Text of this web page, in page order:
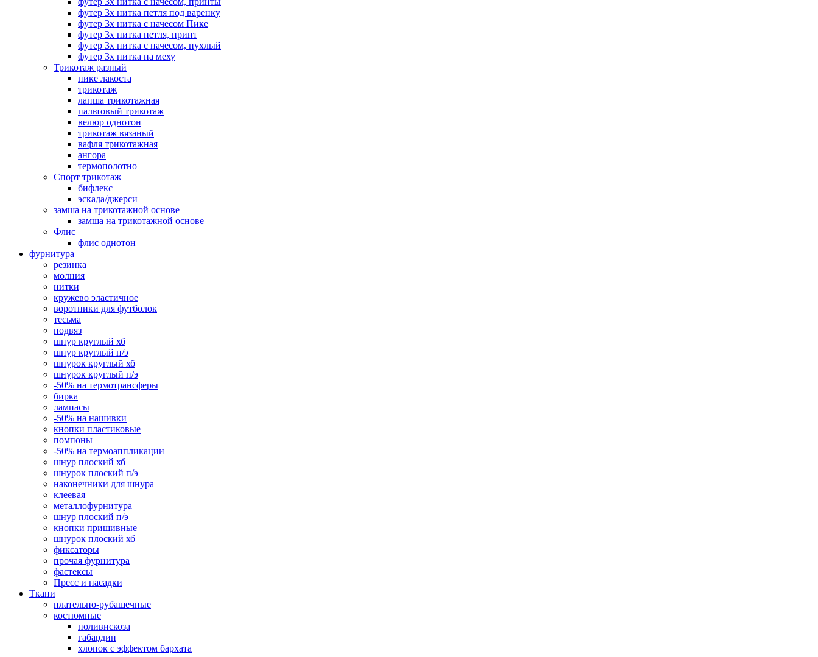
футер 3х нитка петля под варенку
футер 3х нитка с начесом Пике
футер 3х нитка петля, принт
футер 3х нитка с начесом, пухлый
футер 3х нитка на меху
Трикотаж разный
пике лакоста
трикотаж
лапша трикотажная
пальтовый трикотаж
велюр однотон
трикотаж вязаный
вафля трикотажная
ангора
термополотно
Спорт трикотаж
бифлекс
эскада/джерси
замша на трикотажной основе
замша на трикотажной основе
Флис
флис однотон
фурнитура
резинка
молния
нитки
кружево эластичное
воротники для футболок
тесьма
подвяз
шнур круглый хб
шнур круглый п/э
шнурок круглый хб
шнурок круглый п/э
-50% на термотрансферы
бирка
лампасы
-50% на нашивки
кнопки пластиковые
помпоны
-50% на термоаппликации
шнур плоский хб
шнурок плоский п/э
наконечники для шнура
клеевая
металлофурнитура
шнур плоский п/э
кнопки пришивные
шнурок плоский хб
фиксаторы
прочая фурнитура
фастексы
Пресс и насадки
Ткани
плательно-рубашечные
костюмные
поливискоза
габардин
хлопок с эффектом бархата